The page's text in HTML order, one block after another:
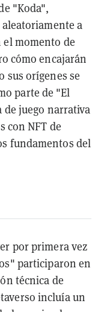
"Koda",
a
el momento de
cómo encajarán
sus orígenes se
parte de "El
juego narrativa
con NFT de
fundamentos del
por primera vez
participaron en
técnica de
incluía un